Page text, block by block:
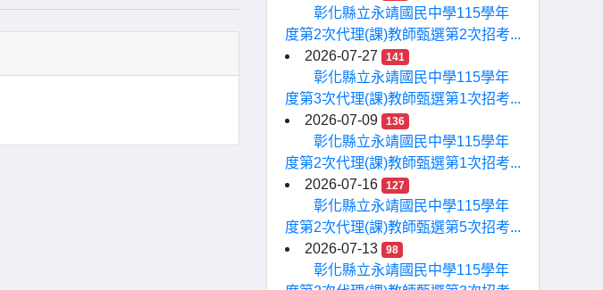
彰化縣立永靖國民中學115學年
度第2次代理(課)教師甄選第2次招考...
2026-07-27
141
彰化縣立永靖國民中學115學年
度第3次代理(課)教師甄選第1次招考...
2026-07-09
136
彰化縣立永靖國民中學115學年
度第2次代理(課)教師甄選第1次招考...
2026-07-16
127
彰化縣立永靖國民中學115學年
度第2次代理(課)教師甄選第5次招考...
2026-07-13
98
彰化縣立永靖國民中學115學年